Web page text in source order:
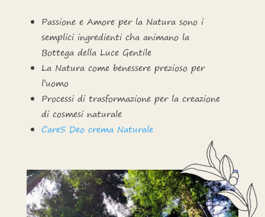
Passione e Amore per la Natura sono i
semplici ingredienti cha animano la
Bottega della Luce Gentile
La Natura come benessere prezioso per
l’uomo
Processi di trasformazione per la creazione
di cosmesi naturale
CareS Deo crema Naturale